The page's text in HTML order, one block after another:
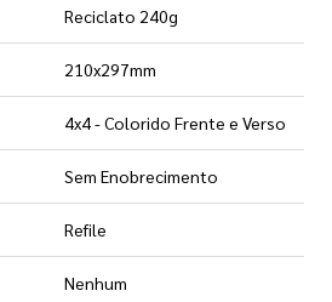
Reciclato 240g
210x297mm
4x4 - Colorido Frente e Verso
Sem Enobrecimento
Refile
Nenhum